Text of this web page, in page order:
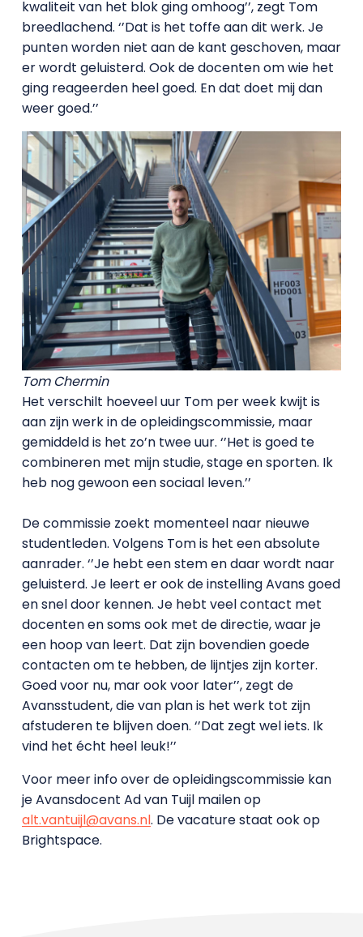
kwaliteit van het blok ging omhoog’’, zegt Tom
breedlachend. ‘’Dat is het toffe aan dit werk. Je
punten worden niet aan de kant geschoven, maar
er wordt geluisterd. Ook de docenten om wie het
ging reageerden heel goed. En dat doet mij dan
weer goed.’’
Tom Chermin
Het verschilt hoeveel uur Tom per week kwijt is
aan zijn werk in de opleidingscommissie, maar
gemiddeld is het zo’n twee uur. ‘’Het is goed te
combineren met mijn studie, stage en sporten. Ik
heb nog gewoon een sociaal leven.’’
De commissie zoekt momenteel naar nieuwe
studentleden. Volgens Tom is het een absolute
aanrader. ‘’Je hebt een stem en daar wordt naar
geluisterd. Je leert er ook de instelling Avans goed
en snel door kennen. Je hebt veel contact met
docenten en soms ook met de directie, waar je
een hoop van leert. Dat zijn bovendien goede
contacten om te hebben, de lijntjes zijn korter.
Goed voor nu, mar ook voor later’’, zegt de
Avansstudent, die van plan is het werk tot zijn
afstuderen te blijven doen. ‘’Dat zegt wel iets. Ik
vind het écht heel leuk!’’
Voor meer info over de opleidingscommissie kan
je Avansdocent Ad van Tuijl mailen op
alt.vantuijl@avans.nl. De vacature staat ook op
Brightspace.